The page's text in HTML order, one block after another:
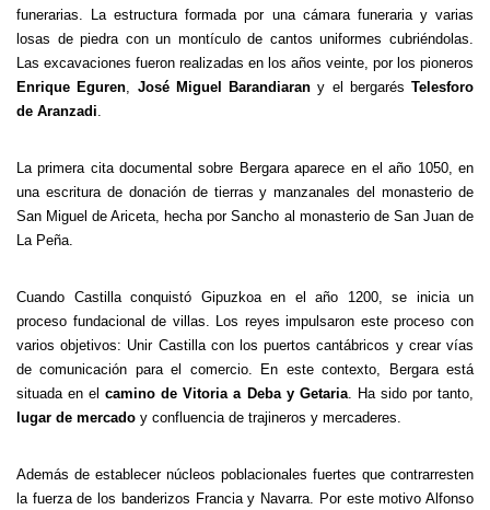
funerarias. La estructura formada por una cámara funeraria y varias
losas de piedra con un montículo de cantos uniformes cubriéndolas.
Las excavaciones fueron realizadas en los años veinte, por los pioneros
Enrique Eguren, José Miguel Barandiaran y el bergarés Telesforo
de Aranzadi.
La primera cita documental sobre Bergara aparece en el año 1050, en
una escritura de donación de tierras y manzanales del monasterio de
San Miguel de Ariceta, hecha por Sancho al monasterio de San Juan de
La Peña.
Cuando Castilla conquistó Gipuzkoa en el año 1200, se inicia un
proceso fundacional de villas. Los reyes impulsaron este proceso con
varios objetivos: Unir Castilla con los puertos cantábricos y crear vías
de comunicación para el comercio. En este contexto, Bergara está
situada en elcamino de Vitoria a Deba y Getaria. Ha sido por tanto,
lugar de mercado y confluencia de trajineros y mercaderes.
Además de establecer núcleos poblacionales fuertes que contrarresten
la fuerza de los banderizos Francia y Navarra. Por este motivo Alfonso